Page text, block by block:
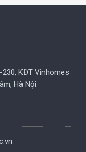
KĐT Vinhomes
Hà Nội